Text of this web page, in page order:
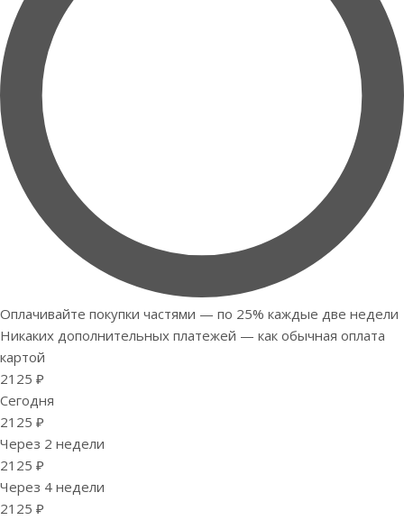
Оплачивайте покупки частями — по 25% каждые две недели
Никаких дополнительных платежей — как обычная оплата
картой
2125 ₽
Сегодня
2125 ₽
Через 2 недели
2125 ₽
Через 4 недели
2125 ₽